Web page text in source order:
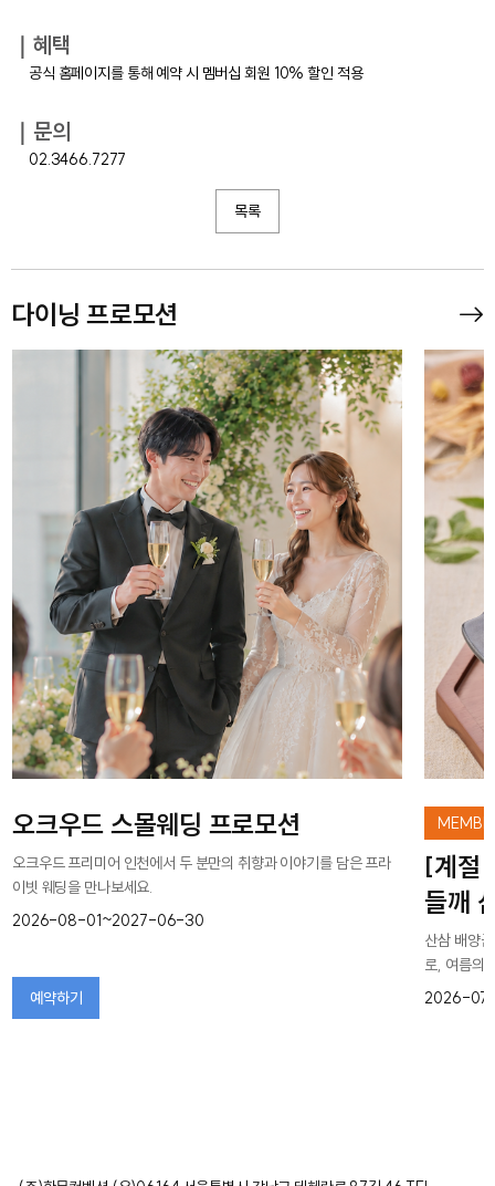
｜혜택
공식 홈페이지를 통해 예약 시 멤버십 회원 10% 할인 적용
｜문의
02.3466.7277
목록
다이닝 프로모션
오크우드 스몰웨딩 프로모션
오크우드 프리미어 인천에서 두 분만의 취향과 이야기를 담은 프라
이빗 웨딩을 만나보세요.
2026-08-01~2027-06-30
예약하기
[계절
들깨
산삼 배양
로, 여름의
2026-